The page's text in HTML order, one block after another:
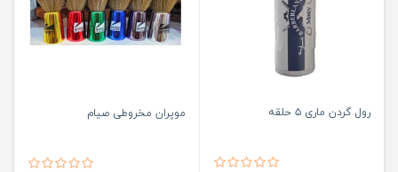
رول گردن ماری ۵ حلقه موپران مخروطی صیام